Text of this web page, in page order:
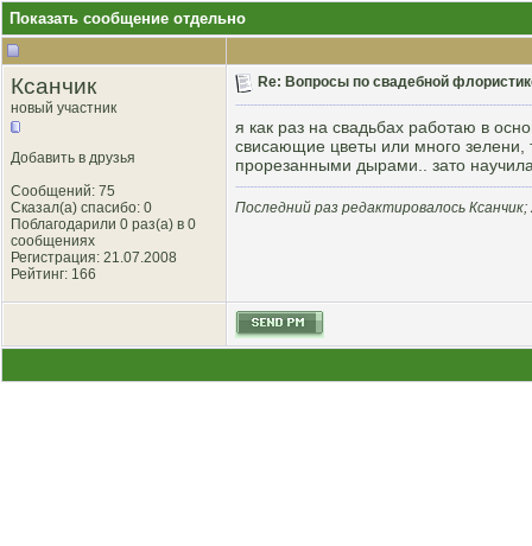
Показать сообщение отдельно
Ксанчик
новый участник
Добавить в друзья
Сообщений: 75
Сказал(а) спасибо: 0
Поблагодарили 0 раз(а) в 0
сообщениях
Регистрация: 21.07.2008
Рейтинг: 166
Re: Вопросы по свадебной
я как раз на свадьбах работаю в
свисающие цветы или много зелени,
прорезанными дырами.. зато
Последний раз редактировалось